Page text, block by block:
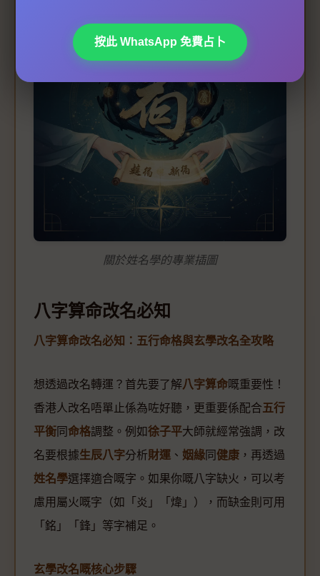
關於姓名學的專業插圖
八字算命改名必知
八字算命改名必知：五行命格與玄學改名全攻略
想透過改名轉運？首先要了解八字算命嘅重要性！
香港人改名唔單止係為咗好聽，更重要係配合五行
平衡 同 命格調整。例如徐子平大師就經常強調，改
名要根據生辰八字分析財運 、 姻緣 同 健康 ，再透過
姓名學選擇適合嘅字。如果你嘅八字缺火，可以考
慮用屬火嘅字（如「炎」「煒」），而缺金則可用
「銘」「鋒」等字補足。
玄學改名嘅核心步驟
按此 WhatsApp 免費占卜